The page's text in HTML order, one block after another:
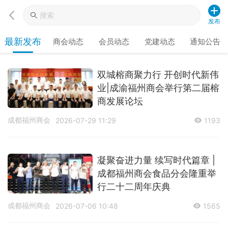
发布
最新发布 商会动态 会员动态 党建动态 通知公告
双城榕商聚力行 开创时代新伟
业|成渝福州商会举行第二届榕
商发展论坛
成都福州商会 2026-07-29 11:29 1193
凝聚奋进力量 续写时代篇章 |
成都福州商会食品分会隆重举
行二十二周年庆典
成都福州商会 2026-07-06 10:48 1565